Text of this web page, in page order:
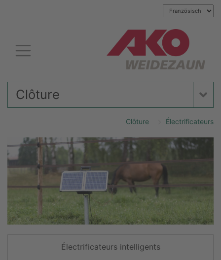
Clôture
Clôture Électrificateurs
Électrificateurs intelligents